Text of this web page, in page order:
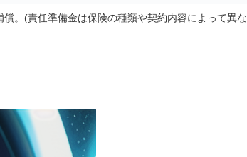
。(責任準備金は保険の種類や契約内容によって異な